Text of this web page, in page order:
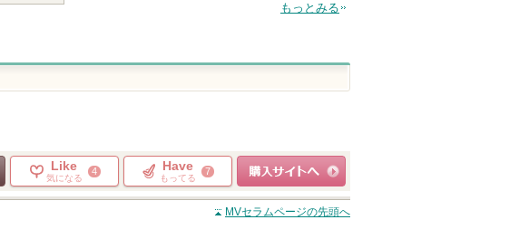
もっとみる
Like
気になる
4 Have
もってる
7
ショッピングサイト
へ
MVセラムページの先頭へ